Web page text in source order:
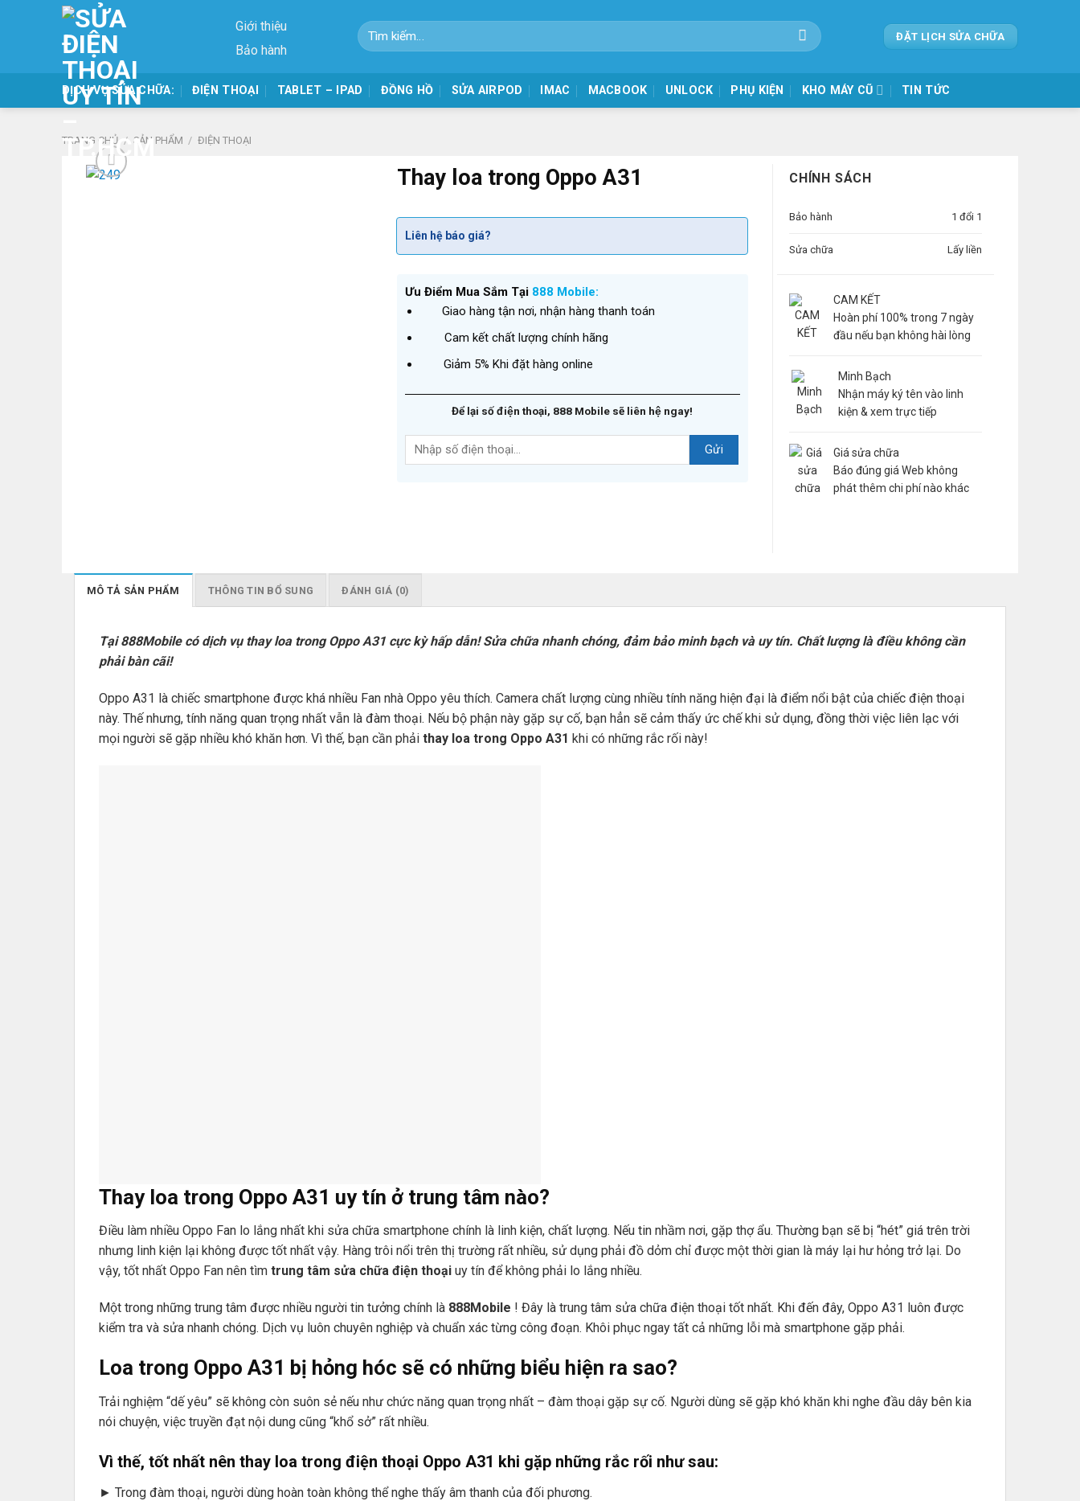
Giới thiệu
Bảo hành
Tìm
kiếm:
ĐẶT LỊCH SỬA CHỮA
DỊCH VỤ SỬA CHỮA: ĐIỆN THOẠI TABLET – IPAD ĐỒNG HỒ SỬA AIRPOD IMAC MACBOOK UNLOCK PHỤ KIỆN KHO MÁY CŨ TIN TỨC
TRANG CHỦ / SẢN PHẨM / ĐIỆN THOẠI
Thay loa trong Oppo A31
Liên hệ báo giá?
Ưu Điểm Mua Sắm Tại 888 Mobile:
Giao hàng tận nơi, nhận hàng thanh toán
Cam kết chất lượng chính hãng
Giảm 5% Khi đặt hàng online
Để lại số điện thoại, 888 Mobile sẽ liên hệ ngay!
CHÍNH SÁCH
Bảo hành 1 đổi 1
Sửa chữa Lấy liền
CAM KẾT
Hoàn phí 100% trong 7 ngày
đầu nếu bạn không hài lòng
Minh Bạch
Nhận máy ký tên vào linh
kiện & xem trực tiếp
Giá sửa chữa
Báo đúng giá Web không
phát thêm chi phí nào khác
MÔ TẢ SẢN PHẨM THÔNG TIN BỔ SUNG ĐÁNH GIÁ (0)
Tại 888Mobile có dịch vụ thay loa trong Oppo A31 cực kỳ hấp dẫn! Sửa chữa nhanh chóng, đảm bảo minh bạch và uy tín. Chất lượng là điều không cần
phải bàn cãi!
Oppo A31 là chiếc smartphone được khá nhiều Fan nhà Oppo yêu thích. Camera chất lượng cùng nhiều tính năng hiện đại là điểm nổi bật của chiếc điện thoại
này. Thế nhưng, tính năng quan trọng nhất vẫn là đàm thoại. Nếu bộ phận này gặp sự cố, bạn hẳn sẽ cảm thấy ức chế khi sử dụng, đồng thời việc liên lạc với
mọi người sẽ gặp nhiều khó khăn hơn. Vì thế, bạn cần phải thay loa trong Oppo A31 khi có những rắc rối này!
Thay loa trong Oppo A31 uy tín ở trung tâm nào?
Điều làm nhiều Oppo Fan lo lắng nhất khi sửa chữa smartphone chính là linh kiện, chất lượng. Nếu tin nhầm nơi, gặp thợ ẩu. Thường bạn sẽ bị “hét” giá trên trời
nhưng linh kiện lại không được tốt nhất vậy. Hàng trôi nổi trên thị trường rất nhiều, sử dụng phải đồ dỏm chỉ được một thời gian là máy lại hư hỏng trở lại. Do
vậy, tốt nhất Oppo Fan nên tìm trung tâm sửa chữa điện thoại uy tín để không phải lo lắng nhiều.
Một trong những trung tâm được nhiều người tin tưởng chính là 888Mobile ! Đây là trung tâm sửa chữa điện thoại tốt nhất. Khi đến đây, Oppo A31 luôn được
kiểm tra và sửa nhanh chóng. Dịch vụ luôn chuyên nghiệp và chuẩn xác từng công đoạn. Khôi phục ngay tất cả những lỗi mà smartphone gặp phải.
Loa trong Oppo A31 bị hỏng hóc sẽ có những biểu hiện ra sao?
Trải nghiệm “dế yêu” sẽ không còn suôn sẻ nếu như chức năng quan trọng nhất – đàm thoại gặp sự cố. Người dùng sẽ gặp khó khăn khi nghe đầu dây bên kia
nói chuyện, việc truyền đạt nội dung cũng “khổ sở” rất nhiều.
Vì thế, tốt nhất nên thay loa trong điện thoại Oppo A31 khi gặp những rắc rối như sau:
► Trong đàm thoại, người dùng hoàn toàn không thể nghe thấy âm thanh của đối phương.